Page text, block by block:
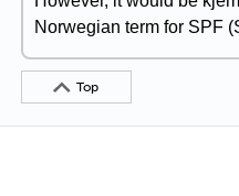
Norwegian term for SPF
Top